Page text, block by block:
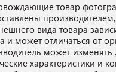
товар
вида товара
и может отличаться от
может изменять
характеристики и